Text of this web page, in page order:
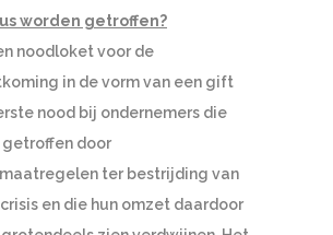
worden getroffen?
noodloket voor de
in de vorm van een gift
nood bij ondernemers die
door
ter bestrijding van
en die hun omzet daardoor